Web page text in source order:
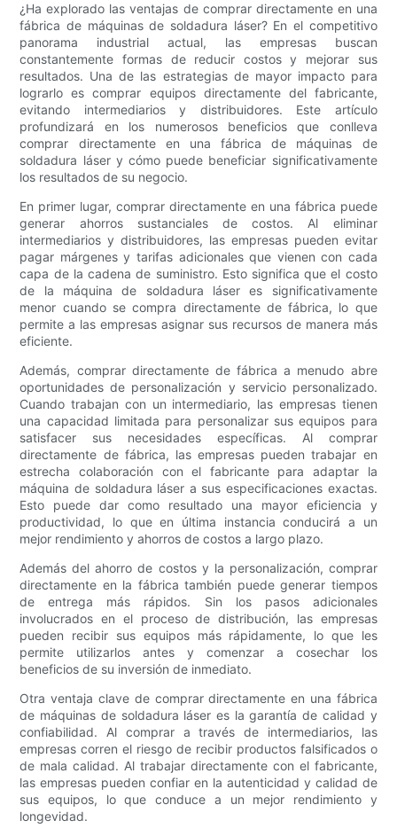
¿Ha explorado las ventajas de comprar directamente en una
fábrica de máquinas de soldadura láser? En el competitivo
panorama industrial actual, las empresas buscan
constantemente formas de reducir costos y mejorar sus
resultados. Una de las estrategias de mayor impacto para
lograrlo es comprar equipos directamente del fabricante,
evitando intermediarios y distribuidores. Este artículo
profundizará en los numerosos beneficios que conlleva
comprar directamente en una fábrica de máquinas de
soldadura láser y cómo puede beneficiar significativamente
los resultados de su negocio.
En primer lugar, comprar directamente en una fábrica puede
generar ahorros sustanciales de costos. Al eliminar
intermediarios y distribuidores, las empresas pueden evitar
pagar márgenes y tarifas adicionales que vienen con cada
capa de la cadena de suministro. Esto significa que el costo
de la máquina de soldadura láser es significativamente
menor cuando se compra directamente de fábrica, lo que
permite a las empresas asignar sus recursos de manera más
eficiente.
Además, comprar directamente de fábrica a menudo abre
oportunidades de personalización y servicio personalizado.
Cuando trabajan con un intermediario, las empresas tienen
una capacidad limitada para personalizar sus equipos para
satisfacer sus necesidades específicas. Al comprar
directamente de fábrica, las empresas pueden trabajar en
estrecha colaboración con el fabricante para adaptar la
máquina de soldadura láser a sus especificaciones exactas.
Esto puede dar como resultado una mayor eficiencia y
productividad, lo que en última instancia conducirá a un
mejor rendimiento y ahorros de costos a largo plazo.
Además del ahorro de costos y la personalización, comprar
directamente en la fábrica también puede generar tiempos
de entrega más rápidos. Sin los pasos adicionales
involucrados en el proceso de distribución, las empresas
pueden recibir sus equipos más rápidamente, lo que les
permite utilizarlos antes y comenzar a cosechar los
beneficios de su inversión de inmediato.
Otra ventaja clave de comprar directamente en una fábrica
de máquinas de soldadura láser es la garantía de calidad y
confiabilidad. Al comprar a través de intermediarios, las
empresas corren el riesgo de recibir productos falsificados o
de mala calidad. Al trabajar directamente con el fabricante,
las empresas pueden confiar en la autenticidad y calidad de
sus equipos, lo que conduce a un mejor rendimiento y
longevidad.